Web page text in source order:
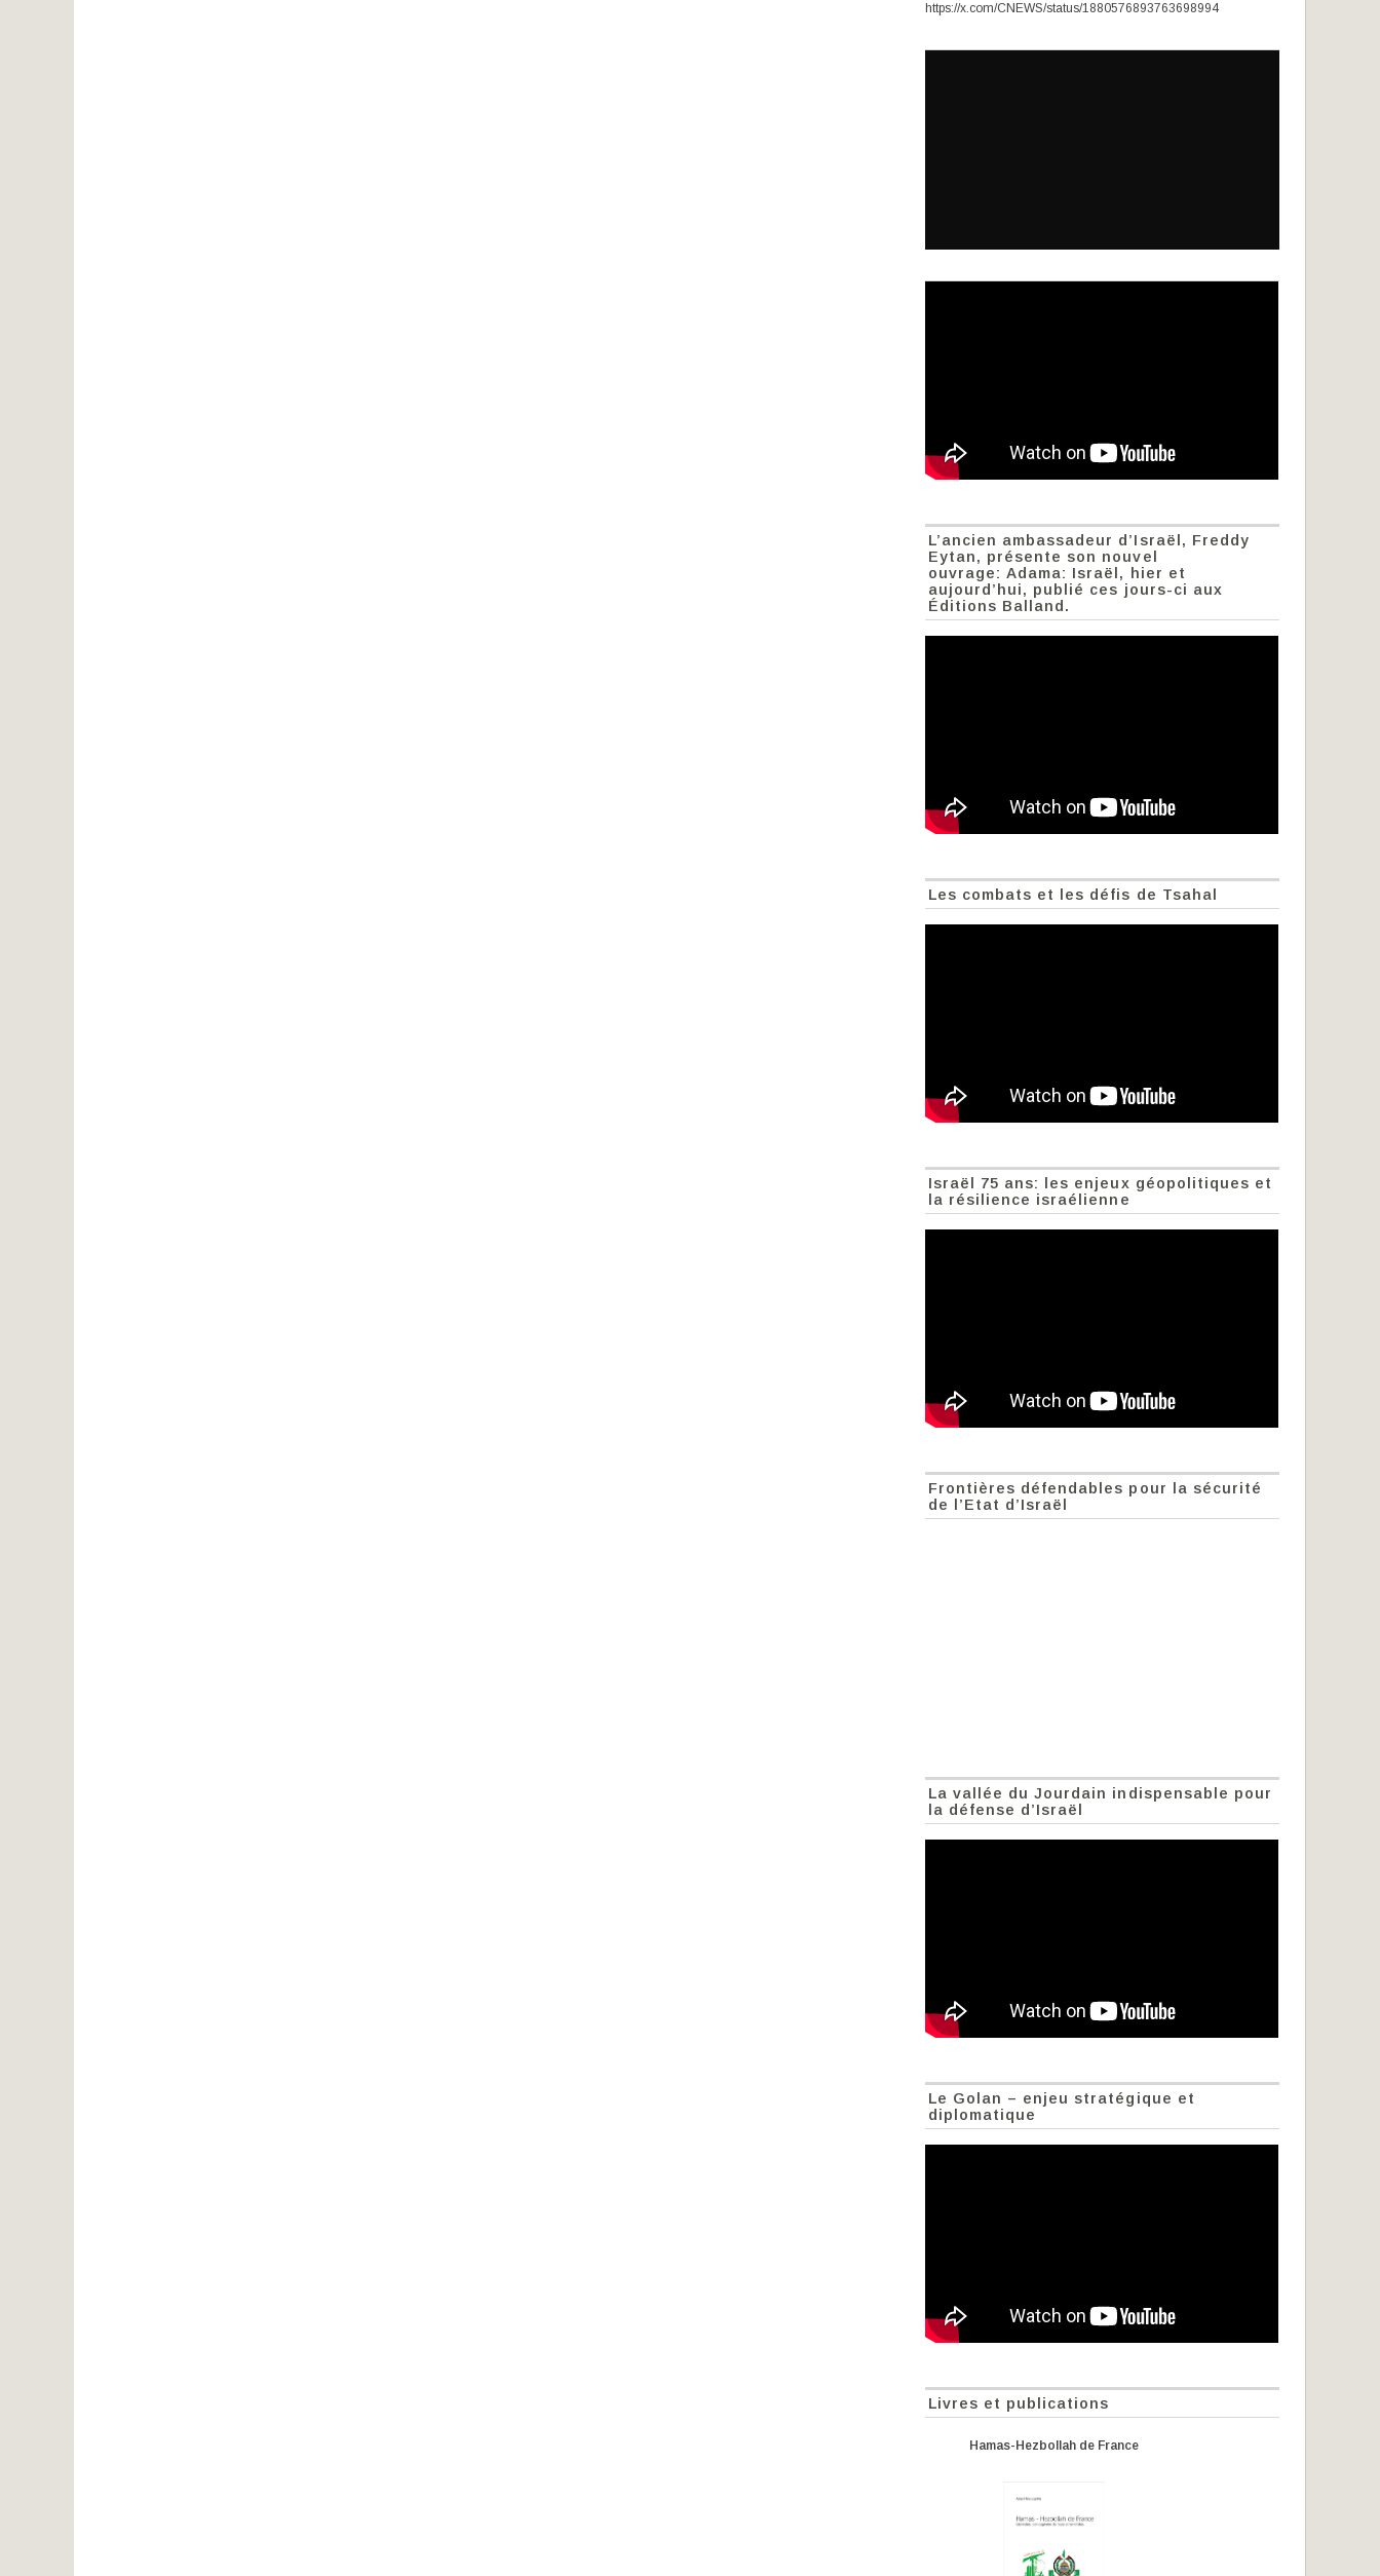
https://x.com/CNEWS/status/1880576893763698994
L’ancien ambassadeur d’Israël, Freddy
Eytan, présente son nouvel
ouvrage: Adama: Israël, hier et
aujourd’hui, publié ces jours-ci aux
Éditions Balland.
Les combats et les défis de Tsahal
Israël 75 ans: les enjeux géopolitiques et
la résilience israélienne
Frontières défendables pour la sécurité
de l’Etat d’Israël
La vallée du Jourdain indispensable pour
la défense d’Israël
Le Golan – enjeu stratégique et
diplomatique
Livres et publications
Hamas-Hezbollah de France